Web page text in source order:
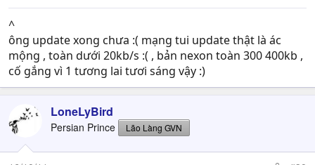
^
ông update xong chưa :( mạng tui update thật là ác
mộng , toàn dưới 20kb/s :( , bản nexon toàn 300 400kb ,
cố gắng vì 1 tương lai tươi sáng vậy :)
LoneLyBird
Persian Prince Lão Làng GVN